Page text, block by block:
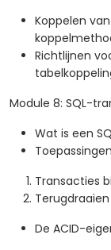
Koppelen
Richtlijnen
Module 8: SQL-
Wat is een
Transacties
De ACID-